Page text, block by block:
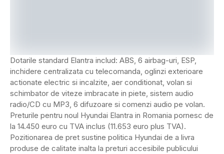
Dotarile standard Elantra includ: ABS, 6 airbag-uri, ESP,
inchidere centralizata cu telecomanda, oglinzi exterioare
actionate electric si incalzite, aer conditionat, volan si
schimbator de viteze imbracate in piete, sistem audio
radio/CD cu MP3, 6 difuzoare si comenzi audio pe volan.
Preturile pentru noul Hyundai Elantra in Romania pornesc de
la 14.450 euro cu TVA inclus (11.653 euro plus TVA).
Pozitionarea de pret sustine politica Hyundai de a livra
produse de calitate inalta la preturi accesibile publicului